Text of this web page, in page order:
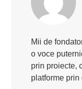
Mii de
o voce
prin proiecte,
platforme